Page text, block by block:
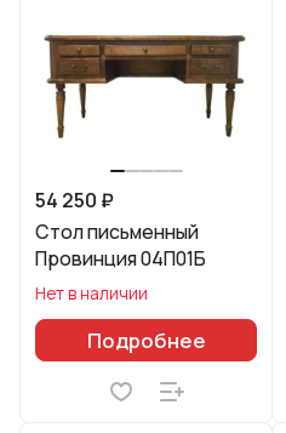
54 250 ₽
Стол письменный
Провинция 04П01Б
Нет в наличии
Подробнее